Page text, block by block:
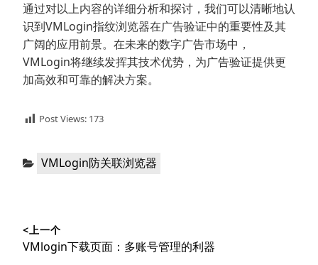
通过对以上内容的详细分析和探讨，我们可以清晰地认
识到VMLogin指纹浏览器在广告验证中的重要性及其
广阔的应用前景。在未来的数字广告市场中，
VMLogin将继续发挥其技术优势，为广告验证提供更
加高效和可靠的解决方案。
Post Views: 173
分 VMLogin防关联浏览器
章
<上一个
上
VMlogin下载页面：多账号管理的利器